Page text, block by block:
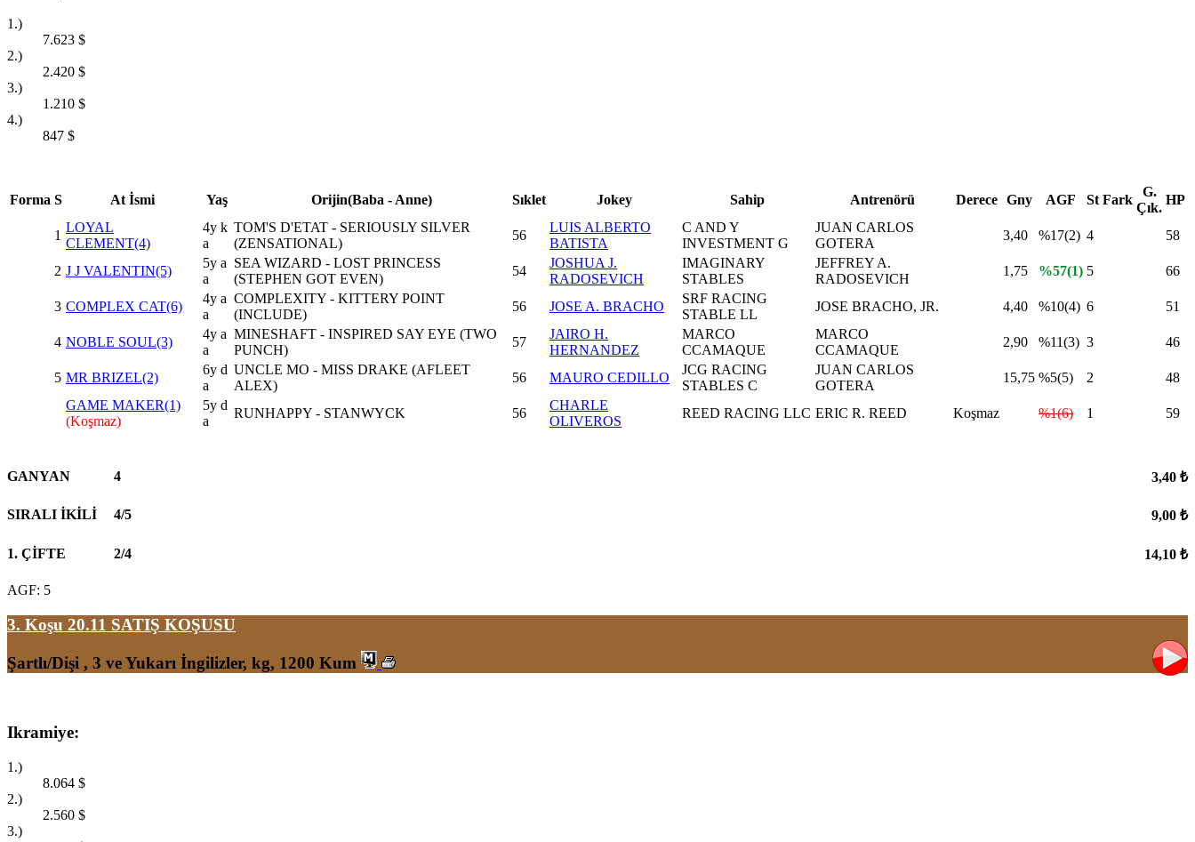
1.)
7.623 $
2.)
2.420 $
3.)
1.210 $
4.)
847 $
Forma S At İsmi Yaş Orijin(Baba - Anne) Sıklet Jokey Sahip Antrenörü Derece Gny AGF St Fark
G.
Çık.
HP
1
LOYAL
CLEMENT(4)
4y k
a
TOM'S D'ETAT - SERIOUSLY SILVER
(ZENSATIONAL)
56
LUIS ALBERTO
BATISTA
C AND Y
INVESTMENT G
JUAN CARLOS
GOTERA
3,40 %17(2) 4 58
2 J J VALENTIN(5)
5y a
a
SEA WIZARD - LOST PRINCESS
(STEPHEN GOT EVEN)
54
JOSHUA J.
RADOSEVICH
IMAGINARY
STABLES
JEFFREY A.
RADOSEVICH
1,75 %57(1) 5 66
3 COMPLEX CAT(6)
4y a
a
COMPLEXITY - KITTERY POINT
(INCLUDE)
56 JOSE A. BRACHO
SRF RACING
STABLE LL
JOSE BRACHO, JR. 4,40 %10(4) 6 51
4 NOBLE SOUL(3)
4y a
a
MINESHAFT - INSPIRED SAY EYE (TWO
PUNCH)
57
JAIRO H.
HERNANDEZ
MARCO
CCAMAQUE
MARCO
CCAMAQUE
2,90 %11(3) 3 46
5 MR BRIZEL(2)
6y d
a
UNCLE MO - MISS DRAKE (AFLEET
ALEX)
56 MAURO CEDILLO
JCG RACING
STABLES C
JUAN CARLOS
GOTERA
15,75 %5(5) 2
48
GAME MAKER(1)
(Koşmaz)
5y d
a
RUNHAPPY - STANWYCK 56
CHARLE
OLIVEROS
REED RACING LLC ERIC R. REED Koşmaz %1(6) 1 59
GANYAN 4 3,40 ₺
SIRALI İKİLİ 4/5 9,00 ₺
1. ÇİFTE 2/4 14,10 ₺
AGF: 5
3. Koşu 20.11 SATIŞ KOŞUSU
Şartlı/Dişi , 3 ve Yukarı İngilizler, kg, 1200 Kum
Ikramiye:
1.)
8.064 $
2.)
2.560 $
3.)